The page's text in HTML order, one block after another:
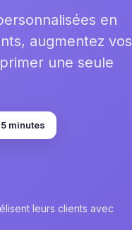
en
augmentez vos
une seule
minutes
leurs clients avec